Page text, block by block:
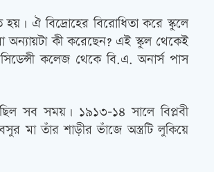
হয়। ঐ বিদ্রোহের বিরোধিতা করে স্কুলে
অন্যায়টা কী করেছেন? এই স্কুল থেকেই
কলেজ থেকে বি.এ. অনার্স পাস
ছিল সব সময়। ১৯১৩-১৪ সালে বিপ্লবী
মা তাঁর শাড়ীর ভাঁজে অস্ত্রটি লুকিয়ে